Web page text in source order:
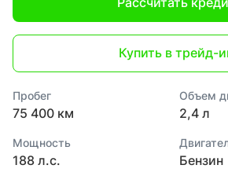
Купить в трейд-
Пробег
75 400 км
Объем
2,4 л
Мощность
188 л.с. Бензин